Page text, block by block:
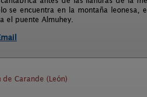
se encuentra en la montaña leonesa,
el puente Almuhey.
de Carande (León)